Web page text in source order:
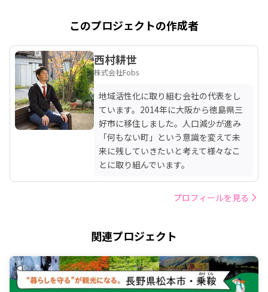
このプロジェクトの作成者
西村耕世
株式会社Fobs
地域活性化に取り組む会社の代表をし
ています。2014年に大阪から徳島県三
好市に移住しました。人口減少が進み
「何もない町」という意識を変えて未
来に残していきたいと考えて様々なこ
とに取り組んでいます。
プロフィールを見る
関連プロジェクト